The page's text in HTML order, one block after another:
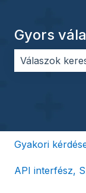
Gyors
Gyakori
API interfész,